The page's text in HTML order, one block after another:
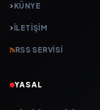
KÜNYE
İLETIŞIM
RSS SERVISI
YASAL